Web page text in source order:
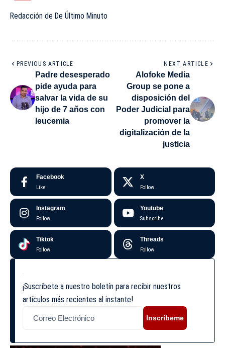
Redacción de De Último Minuto
PREVIOUS ARTICLE
Padre desesperado
pide ayuda para
salvar la vida de su
hijo de 7 años con
leucemia
NEXT ARTICLE
Alofoke Media
Group se pone a
disposición del
Poder Judicial para
promover la
digitalización de la
justicia
Facebook
Like
X
Follow
Instagram
Follow
Youtube
Subscribe
Tiktok
Follow
Threads
Follow
¡Suscríbete a nuestro boletín para recibir nuestros
artículos más recientes al instante!
Inscríbeme